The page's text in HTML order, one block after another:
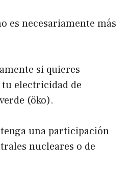
es necesariamente más
si quieres
tu electricidad de
(öko).
una participación
nucleares o de